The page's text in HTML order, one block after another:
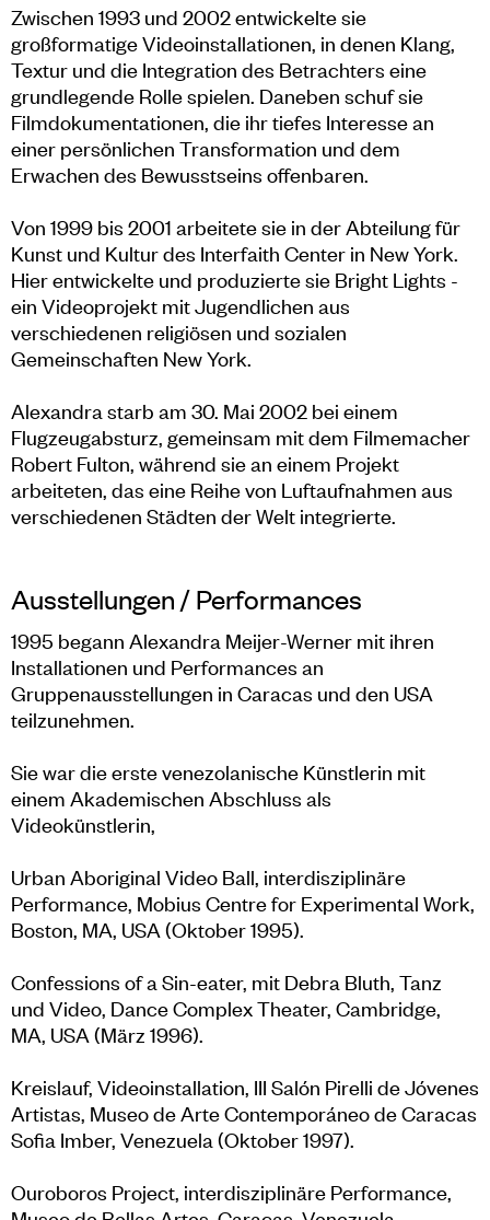
Zwischen 1993 und 2002 entwickelte sie
großformatige Videoinstallationen, in denen Klang,
Textur und die Integration des Betrachters eine
grundlegende Rolle spielen. Daneben schuf sie
Filmdokumentationen, die ihr tiefes Interesse an
einer persönlichen Transformation und dem
Erwachen des Bewusstseins offenbaren.
Von 1999 bis 2001 arbeitete sie in der Abteilung für
Kunst und Kultur des Interfaith Center in New York.
Hier entwickelte und produzierte sie Bright Lights -
ein Videoprojekt mit Jugendlichen aus
verschiedenen religiösen und sozialen
Gemeinschaften New York.
Alexandra starb am 30. Mai 2002 bei einem
Flugzeugabsturz, gemeinsam mit dem Filmemacher
Robert Fulton, während sie an einem Projekt
arbeiteten, das eine Reihe von Luftaufnahmen aus
verschiedenen Städten der Welt integrierte.
Ausstellungen / Performances
1995 begann Alexandra Meijer-Werner mit ihren
Installationen und Performances an
Gruppenausstellungen in Caracas und den USA
teilzunehmen.
Sie war die erste venezolanische Künstlerin mit
einem Akademischen Abschluss als
Videokünstlerin,
Urban Aboriginal Video Ball, interdisziplinäre
Performance, Mobius Centre for Experimental Work,
Boston, MA, USA (Oktober 1995).
Confessions of a Sin-eater, mit Debra Bluth, Tanz
und Video, Dance Complex Theater, Cambridge,
MA, USA (März 1996).
Kreislauf, Videoinstallation, III Salón Pirelli de Jóvenes
Artistas, Museo de Arte Contemporáneo de Caracas
Sofia Imber, Venezuela (Oktober 1997).
Ouroboros Project, interdisziplinäre Performance,